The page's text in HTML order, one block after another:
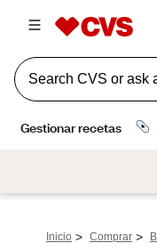
Inicio > Comprar >